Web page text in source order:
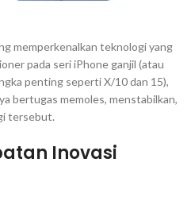
memperkenalkan teknologi yang
pada seri iPhone ganjil (atau
penting seperti X/10 dan 15),
bertugas memoles, menstabilkan,
tersebut.
Inovasi